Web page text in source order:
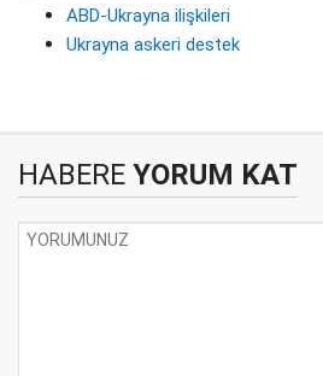
ABD-Ukrayna ilişkileri
Ukrayna askeri destek
HABERE YORUM KAT